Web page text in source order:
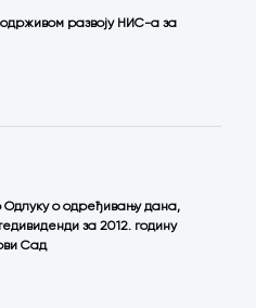
развоју НИС-а за
Одлуку о одређивању дана,
за 2012. годину
Сад